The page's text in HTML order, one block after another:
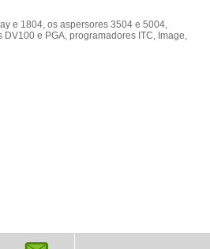
e 1804, os aspersores 3504 e 5004,
e PGA, programadores ITC, Image,